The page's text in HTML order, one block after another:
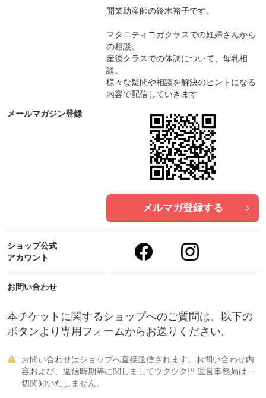
メールマガジン登録
開業助産師の鈴木裕子です。
マタニティヨガクラスでの妊婦さんから
の相談。
産後クラスでの体調について、母乳相
談。
様々な疑問や相談を解決のヒントになる
内容で配信していきます
メルマガ登録する
ショップ公式
アカウント
お問い合わせ
本チケットに関するショップへのご質問は、以下の
ボタンより専用フォームからお送りください。

お問い合わせはショップへ直接送信されます。お問い合わせ内
容および、返信時期等に関しましてツクツク!!! 運営事務局は一
切関知いたしません。